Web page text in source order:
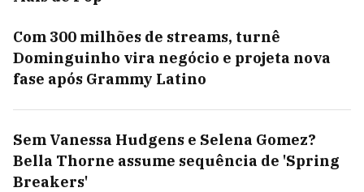
Com 300 milhões de streams, turnê
Dominguinho vira negócio e projeta nova
fase após Grammy Latino
Sem Vanessa Hudgens e Selena Gomez?
Bella Thorne assume sequência de 'Spring
Breakers'